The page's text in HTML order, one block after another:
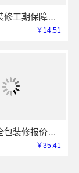
本地全屋装修工期保障大平层浙江臻美新型建材有限公司
￥14.51
西咸新区全包装修报价，中蓝建投透明无增项
￥35.41